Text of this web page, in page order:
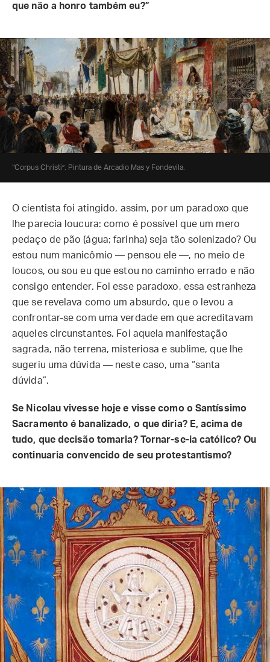
que não a honro também eu?”
“Corpus Christi”. Pintura de Arcadio Mas y Fondevila.
O cientista foi atingido, assim, por um paradoxo que
lhe parecia loucura: como é possível que um mero
pedaço de pão (água; farinha) seja tão solenizado? Ou
estou num manicômio — pensou ele —, no meio de
loucos, ou sou eu que estou no caminho errado e não
consigo entender. Foi esse paradoxo, essa estranheza
que se revelava como um absurdo, que o levou a
confrontar-se com uma verdade em que acreditavam
aqueles circunstantes. Foi aquela manifestação
sagrada, não terrena, misteriosa e sublime, que lhe
sugeriu uma dúvida — neste caso, uma “santa
dúvida”.
Se Nicolau vivesse hoje e visse como o Santíssimo
Sacramento é banalizado, o que diria? E, acima de
tudo, que decisão tomaria? Tornar-se-ia católico? Ou
continuaria convencido de seu protestantismo?